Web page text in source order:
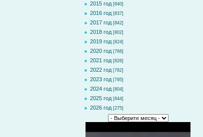
2015 год [840]
2016 год [837]
2017 год [842]
2018 год [802]
2019 год [824]
2020 год [768]
2021 год [826]
2022 год [782]
2023 год [795]
2024 год [804]
2025 год [844]
2026 год [275]